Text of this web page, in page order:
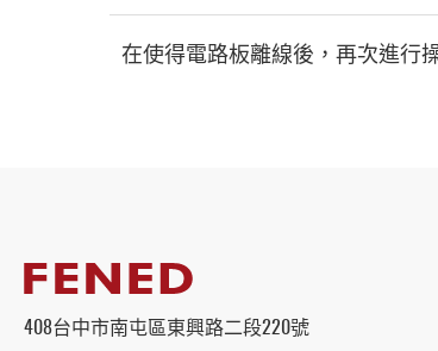
在使得電路板離線後，再次進行
408台中市南屯區東興路二段220號